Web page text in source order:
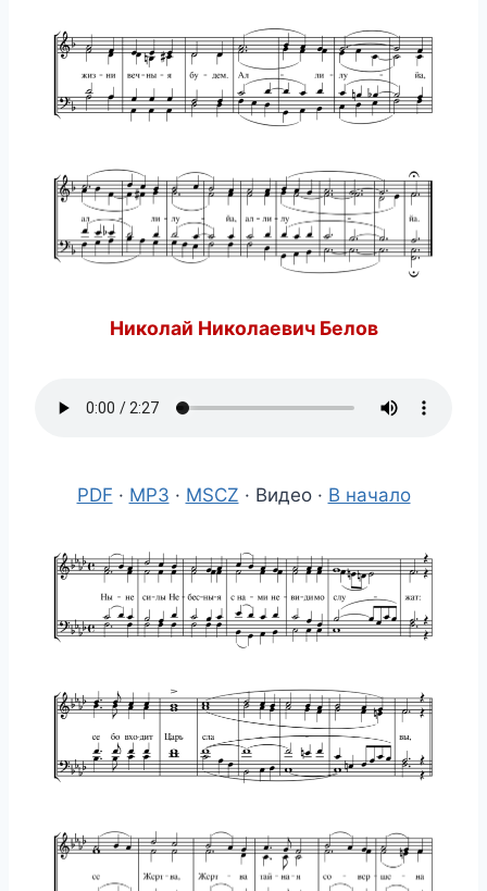
Николай Николаевич Белов
PDF · MP3 · MSCZ · Видео · В начало